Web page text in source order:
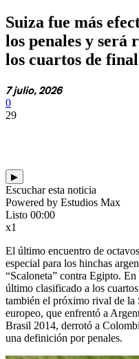
Suiza fue más
los penales y será
los cuartos de
7 julio, 2026
0
29
▶
Escuchar esta noticia
Powered by Estudios Max
Listo 00:00
x1
El último encuentro de
especial para los hinchas
“Scaloneta” contra Egipto.
último clasificado a los
también el próximo rival de
europeo, que enfrentó a
Brasil 2014, derrotó a
una definición por penales.